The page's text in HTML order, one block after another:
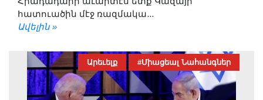
հատուածին մէջ ռազմակա...
Ավելին »
Արեւելք #Միացեալ Նահանգներ